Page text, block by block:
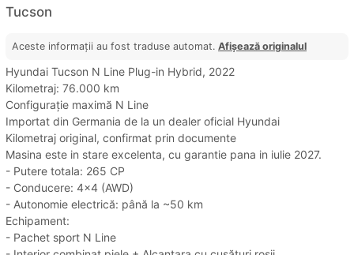
Tucson
Aceste informații au fost traduse automat. Afișează originalul
Hyundai Tucson N Line Plug-in Hybrid, 2022
Kilometraj: 76.000 km
Configurație maximă N Line
Importat din Germania de la un dealer oficial Hyundai
Kilometraj original, confirmat prin documente
Masina este in stare excelenta, cu garantie pana in iulie 2027.
- Putere totala: 265 CP
- Conducere: 4x4 (AWD)
- Autonomie electrică: până la ~50 km
Echipament:
- Pachet sport N Line